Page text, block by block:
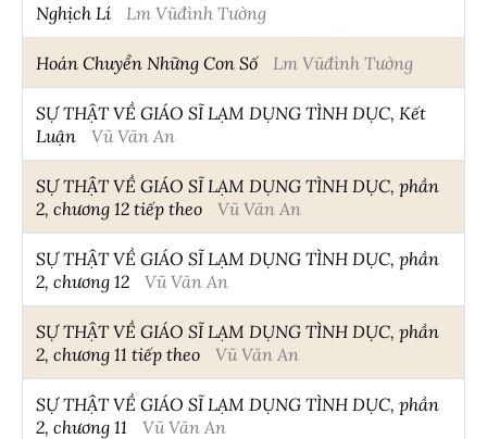
Nghịch Lí Lm Vũđình Tường
Hoán Chuyển Những Con Số Lm Vũđình Tường
SỰ THẬT VỀ GIÁO SĨ LẠM DỤNG TÌNH DỤC, Kết
Luận
Vũ Văn An
SỰ THẬT VỀ GIÁO SĨ LẠM DỤNG TÌNH DỤC, phần
2, chương 12 tiếp theo
Vũ Văn An
SỰ THẬT VỀ GIÁO SĨ LẠM DỤNG TÌNH DỤC, phần
2, chương 12
Vũ Văn An
SỰ THẬT VỀ GIÁO SĨ LẠM DỤNG TÌNH DỤC, phần
2, chương 11 tiếp theo
Vũ Văn An
SỰ THẬT VỀ GIÁO SĨ LẠM DỤNG TÌNH DỤC, phần
2, chương 11
Vũ Văn An